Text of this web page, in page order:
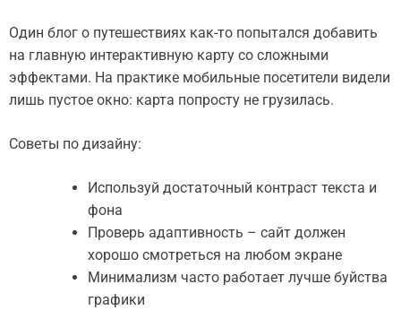
Один блог о путешествиях как-то попытался добавить
на главную интерактивную карту со сложными
эффектами. На практике мобильные посетители видели
лишь пустое окно: карта попросту не грузилась.
Советы по дизайну:
Используй достаточный контраст текста и
фона
Проверь адаптивность – сайт должен
хорошо смотреться на любом экране
Минимализм часто работает лучше буйства
графики